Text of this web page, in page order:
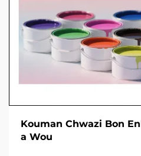
Kouman Chwazi Bon
a Wou